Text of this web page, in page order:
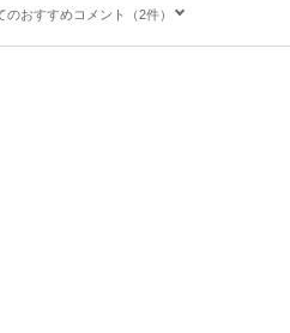
のおすすめコメント（2件）